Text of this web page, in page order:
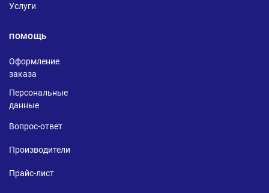
Услуги
ПОМОЩЬ
Оформление
заказа
Персональные
данные
Вопрос-ответ
Производители
Прайс-лист